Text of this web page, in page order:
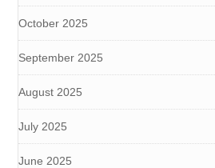
October 2025
September 2025
August 2025
July 2025
June 2025